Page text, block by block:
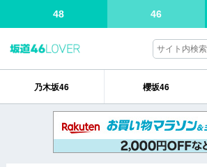
48 46
乃木坂46 櫻坂46